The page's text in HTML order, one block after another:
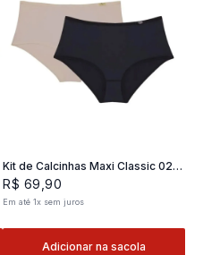
Kit de Calcinhas Maxi Classic 02 -
2 und
R$ 69 ,90
Em até 1x sem juros
Adicionar na sacola